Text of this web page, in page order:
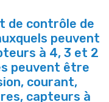
de contrôle de
peuvent
à 4, 3 et 2
peuvent être
courant,
capteurs à